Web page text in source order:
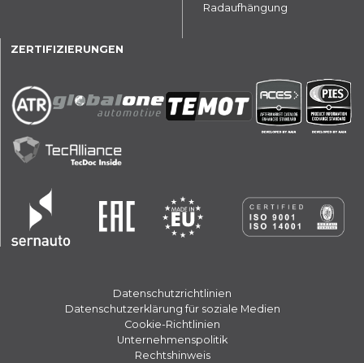
Radaufhängung
ZERTIFIZIERUNGEN
Datenschutzrichtlinien
Datenschutzerklärung für soziale Medien
Cookie-Richtlinien
Unternehmenspolitik
Rechtshinweis